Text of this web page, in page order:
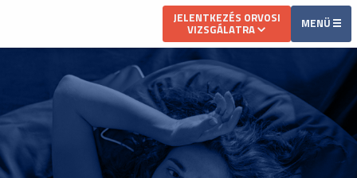
JELENTKEZÉS ORVOSI
VIZSGÁLATRA MENÜ